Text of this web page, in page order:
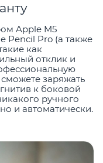
Apple M5
Pencil Pro (а также
как
отклик и
заряжать
к боковой
ручного
и автоматически.